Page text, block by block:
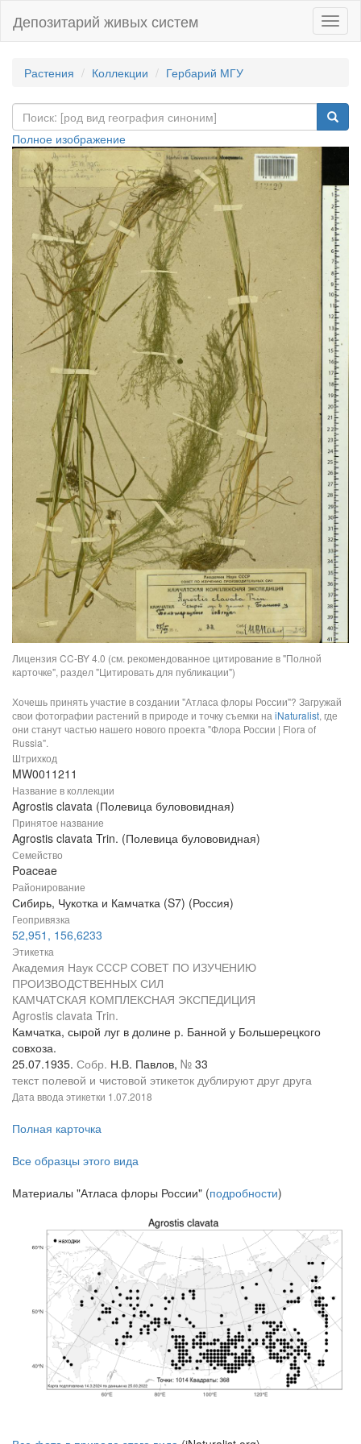
Депозитарий живых систем
Растения Коллекции Гербарий МГУ
Полное изображение
Лицензия CC-BY 4.0 (см. рекомендованное цитирование в "Полной
карточке", раздел "Цитировать для публикации")
Хочешь принять участие в создании "Атласа флоры России"? Загружай
свои фотографии растений в природе и точку съемки на iNaturalist, где
они станут частью нашего нового проекта "Флора России | Flora of
Russia".
Штрихкод
MW0011211
Название в коллекции
Agrostis clavata (Полевица булововидная)
Принятое название
Agrostis clavata Trin. (Полевица булововидная)
Семейство
Poaceae
Районирование
Сибирь, Чукотка и Камчатка (S7) (Россия)
Геопривязка
52,951, 156,6233
Этикетка
Академия Наук СССР СОВЕТ ПО ИЗУЧЕНИЮ
ПРОИЗВОДСТВЕННЫХ СИЛ
КАМЧАТСКАЯ КОМПЛЕКСНАЯ ЭКСПЕДИЦИЯ
Agrostis clavata Trin.
Камчатка, сырой луг в долине р. Банной у Большерецкого
совхоза.
25.07.1935. Собр. Н.В. Павлов, № 33
текст полевой и чистовой этикеток дублируют друг друга
Дата ввода этикетки 1.07.2018
Полная карточка
Все образцы этого вида
Материалы "Атласа флоры России" (подробности)